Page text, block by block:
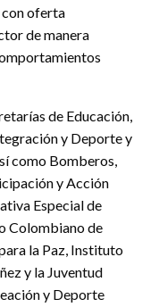
oferta
de manera
de Educación,
y Deporte y
como Bomberos,
y Acción
Especial de
Colombiano de
la Paz, Instituto
y la Juventud
y Deporte